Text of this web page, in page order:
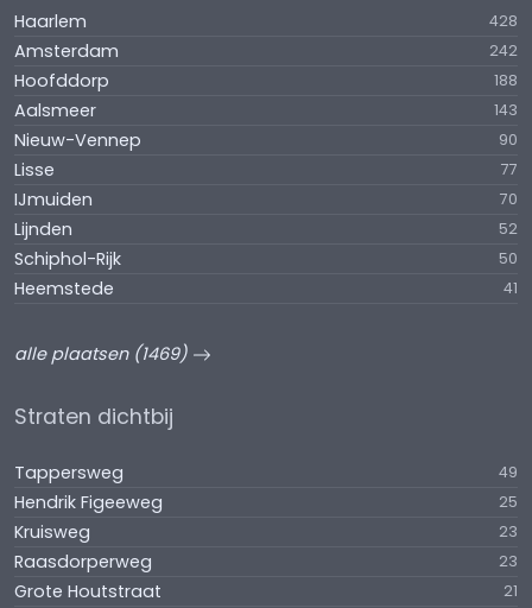
Haarlem 428
Amsterdam 242
Hoofddorp 188
Aalsmeer 143
Nieuw-Vennep 90
Lisse 77
IJmuiden 70
Lijnden 52
Schiphol-Rijk 50
Heemstede 41
alle plaatsen (1469)
Straten dichtbij
Tappersweg 49
Hendrik Figeeweg 25
Kruisweg 23
Raasdorperweg 23
Grote Houtstraat 21